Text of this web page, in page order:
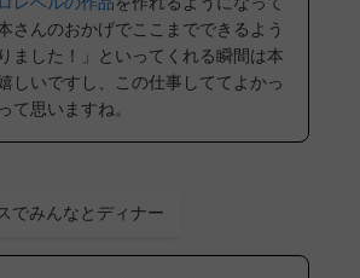
本さんのおかげでここまでできるよう
ました！」といってくれる瞬間は本
しいですし、この仕事しててよかっ
て思いますね。
みんなとディナー